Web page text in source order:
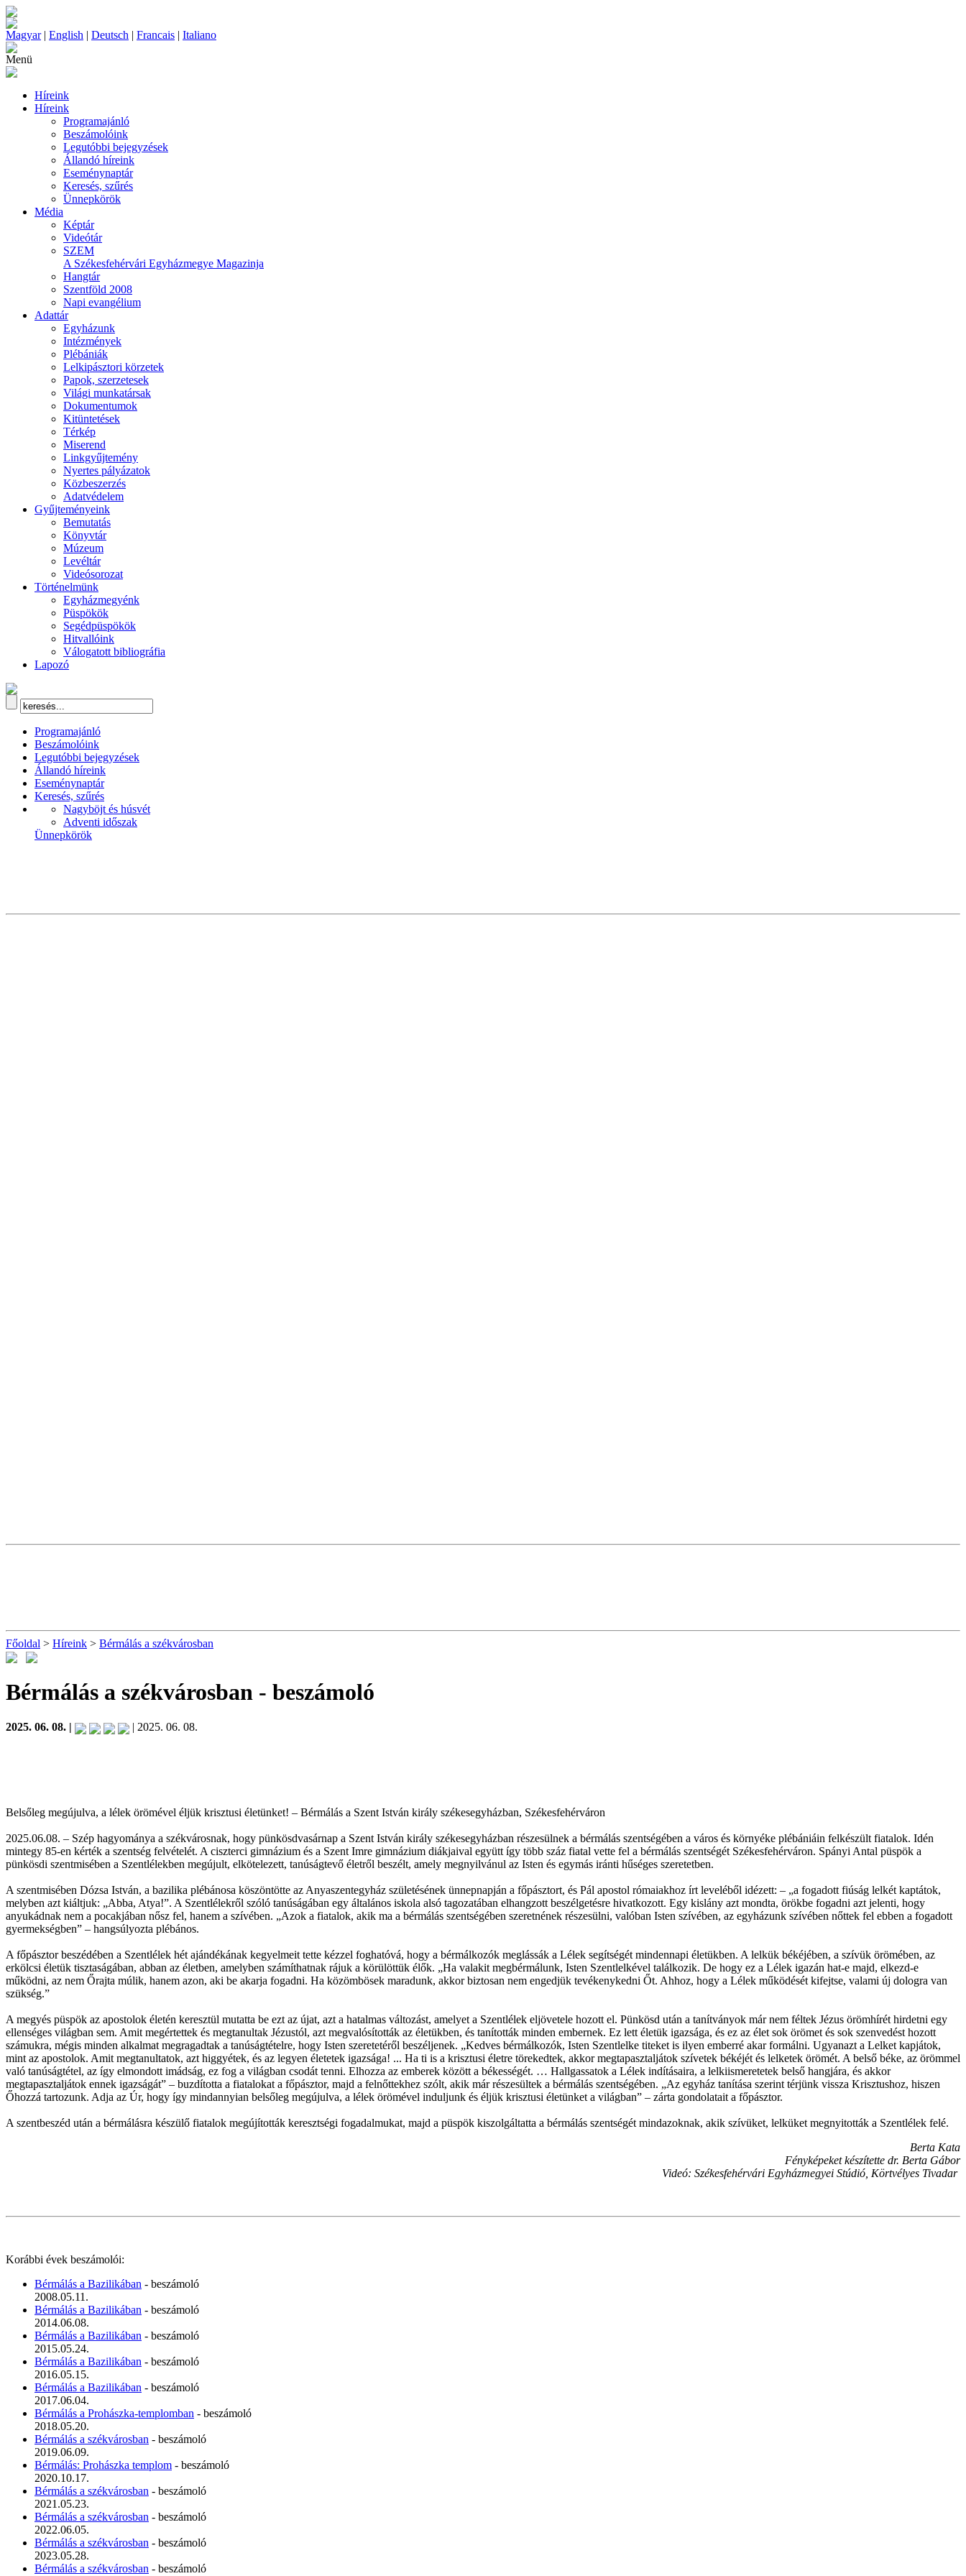
Magyar| English | Deutsch | Francais | Italiano
Menü
Híreink
Híreink
Programajánló
Beszámolóink
Legutóbbi bejegyzések
Állandó híreink
Eseménynaptár
Keresés, szűrés
Ünnepkörök
Média
Képtár
Videótár
SZEM
A Székesfehérvári Egyházmegye Magazinja
Hangtár
Szentföld 2008
Napi evangélium
Adattár
Egyházunk
Intézmények
Plébániák
Lelkipásztori körzetek
Papok, szerzetesek
Világi munkatársak
Dokumentumok
Kitüntetések
Térkép
Miserend
Linkgyűjtemény
Nyertes pályázatok
Közbeszerzés
Adatvédelem
Gyűjteményeink
Bemutatás
Könyvtár
Múzeum
Levéltár
Videósorozat
Történelmünk
Egyházmegyénk
Püspökök
Segédpüspökök
Hitvallóink
Válogatott bibliográfia
Lapozó
Programajánló
Beszámolóink
Legutóbbi bejegyzések
Állandó híreink
Eseménynaptár
Keresés, szűrés
Nagyböjt és húsvét
Adventi időszak
Ünnepkörök
Főoldal > Híreink > Bérmálás a székvárosban
Bérmálás a székvárosban - beszámoló
2025. 06. 08. | | 2025. 06. 08.
Belsőleg megújulva, a lélek örömével éljük krisztusi életünket! – Bérmálás a Szent István király székesegyházban, Székesfehérváron
2025.06.08. – Szép hagyománya a székvárosnak, hogy pünkösdvasárnap a Szent István király székesegyházban részesülnek a bérmálás szentségében a város és környéke plébániáin felkészült fiatalok. Idén
mintegy 85-en kérték a szentség felvételét. A ciszterci gimnázium és a Szent Imre gimnázium diákjaival együtt így több száz fiatal vette fel a bérmálás szentségét Székesfehérváron. Spányi Antal püspök a
pünkösdi szentmisében a Szentlélekben megújult, elkötelezett, tanúságtevő életről beszélt, amely megnyilvánul az Isten és egymás iránti hűséges szeretetben.
A szentmisében Dózsa István, a bazilika plébánosa köszöntötte az Anyaszentegyház születésének ünnepnapján a főpásztort, és Pál apostol rómaiakhoz írt leveléből idézett: – „a fogadott fiúság lelkét kaptátok,
melyben azt kiáltjuk: „Abba, Atya!”. A Szentlélekről szóló tanúságában egy általános iskola alsó tagozatában elhangzott beszélgetésre hivatkozott. Egy kislány azt mondta, örökbe fogadni azt jelenti, hogy
anyukádnak nem a pocakjában nősz fel, hanem a szívében. „Azok a fiatalok, akik ma a bérmálás szentségében szeretnének részesülni, valóban Isten szívében, az egyházunk szívében nőttek fel ebben a fogadott
gyermekségben” – hangsúlyozta plébános.
A főpásztor beszédében a Szentlélek hét ajándékának kegyelmeit tette kézzel foghatóvá, hogy a bérmálkozók meglássák a Lélek segítségét mindennapi életükben. A lelkük békéjében, a szívük örömében, az
erkölcsi életük tisztaságában, abban az életben, amelyben számíthatnak rájuk a körülöttük élők. „Ha valakit megbérmálunk, Isten Szentlelkével találkozik. De hogy ez a Lélek igazán hat-e majd, elkezd-e
működni, az nem Őrajta múlik, hanem azon, aki be akarja fogadni. Ha közömbösek maradunk, akkor biztosan nem engedjük tevékenykedni Őt. Ahhoz, hogy a Lélek működését kifejtse, valami új dologra van
szükség.”
A megyés püspök az apostolok életén keresztül mutatta be ezt az újat, azt a hatalmas változást, amelyet a Szentlélek eljövetele hozott el. Pünkösd után a tanítványok már nem féltek Jézus örömhírét hirdetni egy
ellenséges világban sem. Amit megértettek és megtanultak Jézustól, azt megvalósították az életükben, és tanították minden embernek. Ez lett életük igazsága, és ez az élet sok örömet és sok szenvedést hozott
számukra, mégis minden alkalmat megragadtak a tanúságtételre, hogy Isten szeretetéről beszéljenek. „Kedves bérmálkozók, Isten Szentlelke titeket is ilyen emberré akar formálni. Ugyanazt a Lelket kapjátok,
mint az apostolok. Amit megtanultatok, azt higgyétek, és az legyen életetek igazsága! ... Ha ti is a krisztusi életre törekedtek, akkor megtapasztaljátok szívetek békéjét és lelketek örömét. A belső béke, az örömmel
való tanúságtétel, az így elmondott imádság, ez fog a világban csodát tenni. Elhozza az emberek között a békességét. … Hallgassatok a Lélek indításaira, a lelkiismeretetek belső hangjára, és akkor
megtapasztaljátok ennek igazságát” – buzdította a fiatalokat a főpásztor, majd a felnőttekhez szólt, akik már részesültek a bérmálás szentségében. „Az egyház tanítása szerint térjünk vissza Krisztushoz, hiszen
Őhozzá tartozunk. Adja az Úr, hogy így mindannyian belsőleg megújulva, a lélek örömével induljunk és éljük krisztusi életünket a világban” – zárta gondolatait a főpásztor.
A szentbeszéd után a bérmálásra készülő fiatalok megújították keresztségi fogadalmukat, majd a püspök kiszolgáltatta a bérmálás szentségét mindazoknak, akik szívüket, lelküket megnyitották a Szentlélek felé.
Berta Kata
Fényképeket készítette dr. Berta Gábor
Videó: Székesfehérvári Egyházmegyei Stúdió, Körtvélyes Tivadar
Korábbi évek beszámolói:
Bérmálás a Bazilikában - beszámoló
2008.05.11.
Bérmálás a Bazilikában - beszámoló
2014.06.08.
Bérmálás a Bazilikában - beszámoló
2015.05.24.
Bérmálás a Bazilikában - beszámoló
2016.05.15.
Bérmálás a Bazilikában - beszámoló
2017.06.04.
Bérmálás a Prohászka-templomban - beszámoló
2018.05.20.
Bérmálás a székvárosban - beszámoló
2019.06.09.
Bérmálás: Prohászka templom - beszámoló
2020.10.17.
Bérmálás a székvárosban - beszámoló
2021.05.23.
Bérmálás a székvárosban - beszámoló
2022.06.05.
Bérmálás a székvárosban - beszámoló
2023.05.28.
Bérmálás a székvárosban - beszámoló